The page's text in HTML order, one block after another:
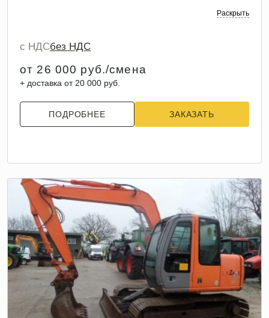
Раскрыть
с НДСбез НДС
от 26 000 руб./смена
+ доставка от 20 000 руб.
ПОДРОБНЕЕ ЗАКАЗАТЬ